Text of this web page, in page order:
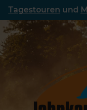
Tagestouren und